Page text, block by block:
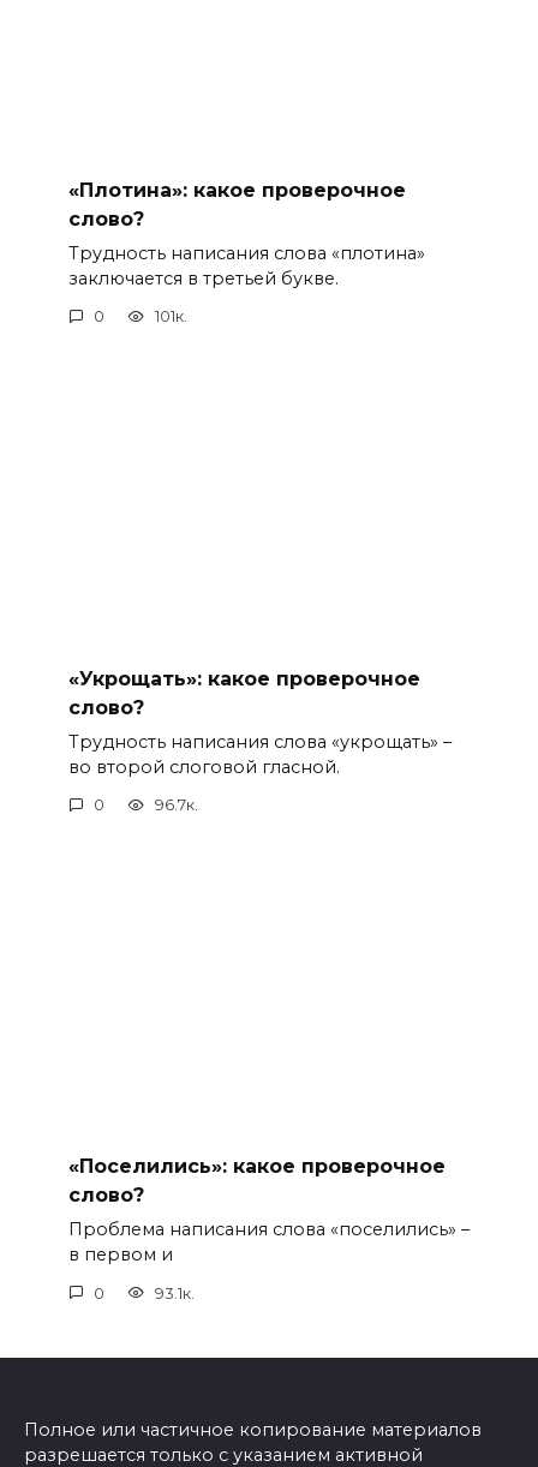
«Плотина»: какое проверочное
слово?
Трудность написания слова «плотина»
заключается в третьей букве.
0 101к.
«Укрощать»: какое проверочное
слово?
Трудность написания слова «укрощать» –
во второй слоговой гласной.
0 96.7к.
«Поселились»: какое проверочное
слово?
Проблема написания слова «поселились» –
в первом и
0 93.1к.
Полное или частичное копирование материалов
разрешается только с указанием активной